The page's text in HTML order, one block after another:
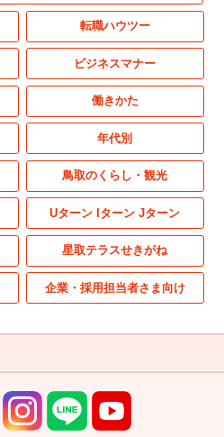
転職ハウツー
ビジネスマナー
働きかた
年代別
鳥取のくらし・観光
Uターン Iターン Jターン
星取テラスせきがね
企業・採用担当者さま向け